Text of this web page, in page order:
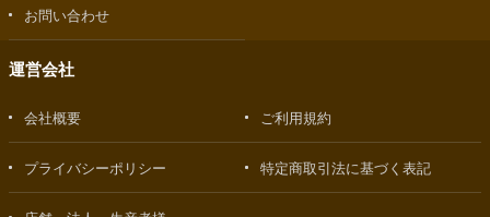
お問い合わせ
運営会社
会社概要 ご利用規約
プライバシーポリシー 特定商取引法に基づく表記